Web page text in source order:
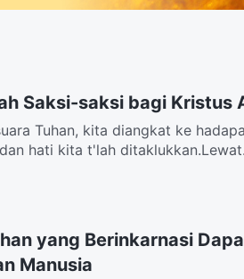
Saksi-saksi bagi Kristus
Tuhan, kita diangkat ke
hati kita t'lah
yang Berinkarnasi
Manusia